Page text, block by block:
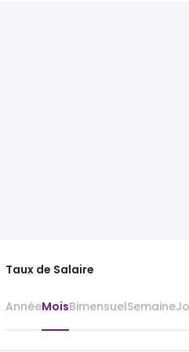
Taux de Salaire
AnnéeMoisBimensuelSemaine